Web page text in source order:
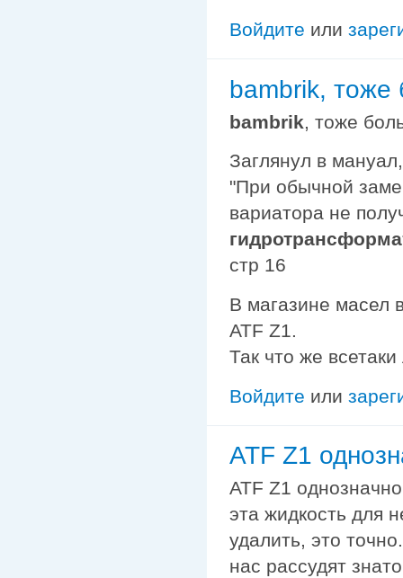
Войдите или
bambrik, тоже
bambrik, тоже
Заглянул в
"При обычной
вариатора не
стр 16
В магазине масел
ATF Z1.
Так что же
Войдите или
ATF Z1
ATF Z1
эта жидкость для
удалить, это
нас рассудят